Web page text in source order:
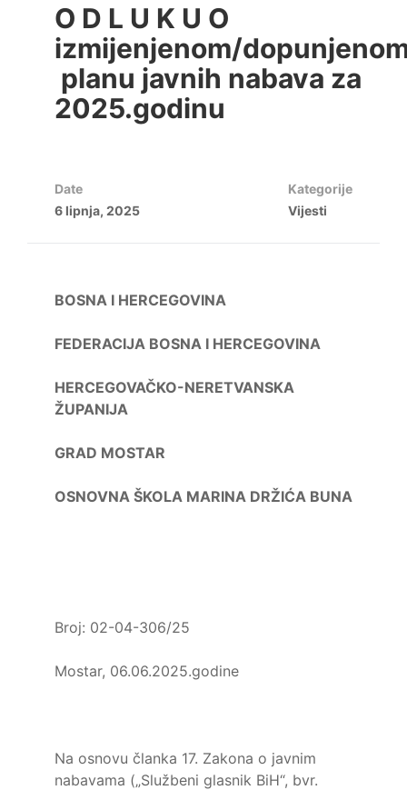
O D L U K U O
izmijenjenom/
planu javnih nabava za
2025.godinu
Date
6 lipnja, 2025
Kategorije
Vijesti
BOSNA I HERCEGOVINA
FEDERACIJA BOSNA I HERCEGOVINA
HERCEGOVAČKO-NERETVANSKA
ŽUPANIJA
GRAD MOSTAR
OSNOVNA ŠKOLA MARINA DRŽIĆA BUNA
Broj: 02-04-306/25
Mostar, 06.06.2025.godine
Na osnovu članka 17. Zakona o javnim
nabavama („Službeni glasnik BiH“, bvr.